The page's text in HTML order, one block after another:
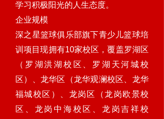
学习积极阳光的人生态度。
企业规模
深之星篮球俱乐部旗下青少儿篮球培
训项目现拥有10家校区，覆盖罗湖区
（罗湖洪湖校区、罗湖天河城校
区）、龙华区（龙华观澜校区、龙华
福城校区）、龙岗区（龙岗欧景校
区、龙岗中海校区、龙岗吉祥校